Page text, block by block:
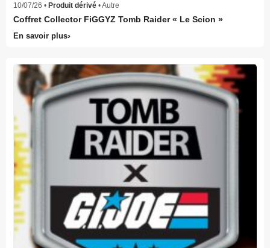
10/07/26 • Produit dérivé • Autre
Coffret Collector FiGGYZ Tomb Raider « Le Scion »
En savoir plus